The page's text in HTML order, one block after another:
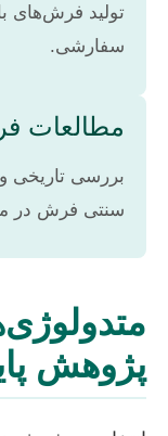
تولید فرش‌های
سفارشی.
مطالعات
بررسی تاریخی
سنتی فرش در
پژوهش